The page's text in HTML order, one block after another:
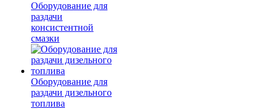
Оборудование для
раздачи
консистентной
смазки
Оборудование для
раздачи дизельного
топлива